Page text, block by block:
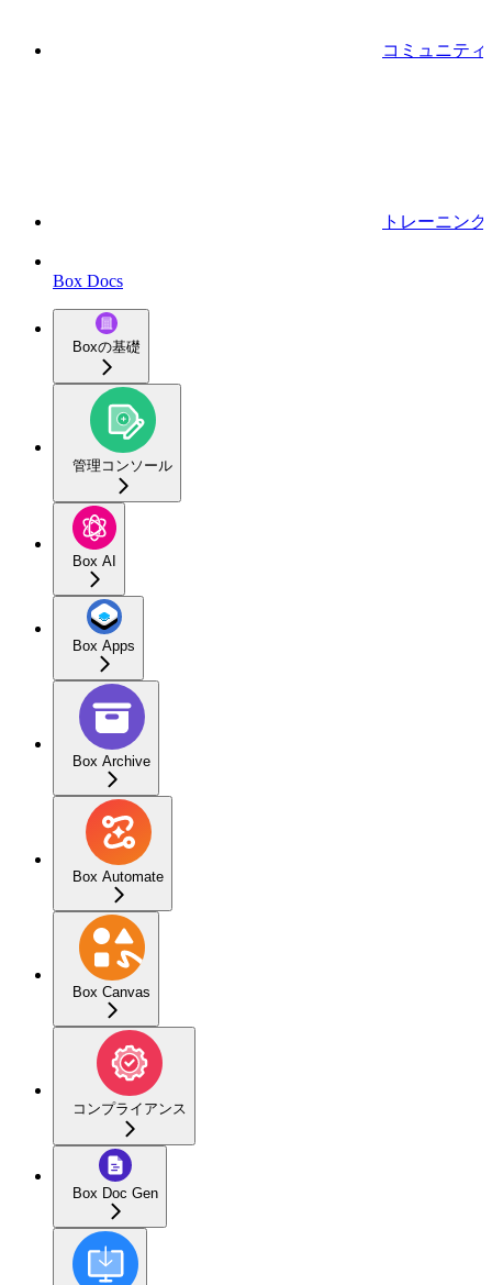
コミュニティ
トレーニング
Box Docs
Boxの基礎
管理コンソール
Box AI
Box Apps
Box Archive
Box Automate
Box Canvas
コンプライアンス
Box Doc Gen